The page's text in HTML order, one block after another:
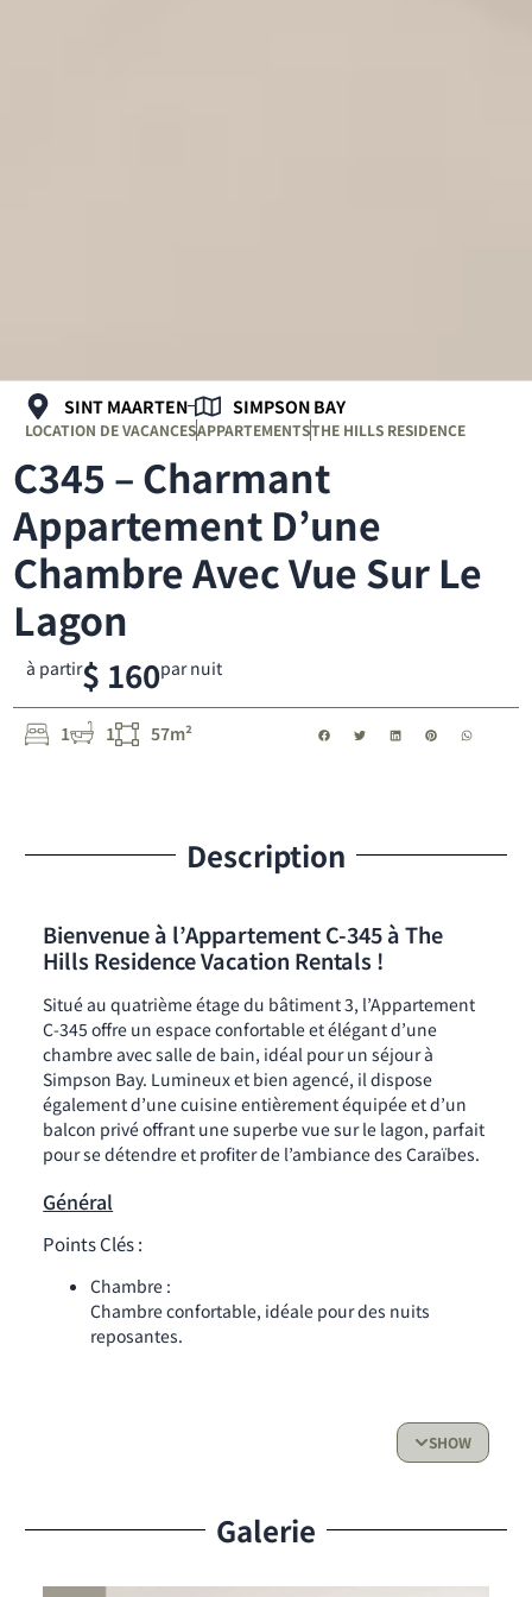
1 1 57m²
à partir$ 160par nuit
C345 – Charmant
Appartement D’une
Chambre Avec Vue Sur Le
Lagon
SINT MAARTEN SIMPSON BAY
LOCATION DE VACANCESAPPARTEMENTSTHE HILLS RESIDENCE
Description
Bienvenue à l’Appartement C-345 à The
Hills Residence Vacation Rentals !
Situé au quatrième étage du bâtiment 3, l’Appartement
C-345 offre un espace confortable et élégant d’une
chambre avec salle de bain, idéal pour un séjour à
Simpson Bay. Lumineux et bien agencé, il dispose
également d’une cuisine entièrement équipée et d’un
balcon privé offrant une superbe vue sur le lagon, parfait
pour se détendre et profiter de l’ambiance des Caraïbes.
Général
Points Clés :
Chambre :
Chambre confortable, idéale pour des nuits
reposantes.
ondes, lave-vaisselle, plaque de cuisson et
repas avec facilité et confort.
SHOW
Galerie